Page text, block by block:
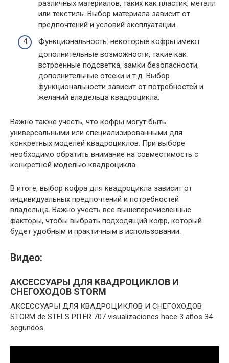
различных материалов, таких как пластик, металл
или текстиль. Выбор материала зависит от
предпочтений и условий эксплуатации.
Функциональность: некоторые кофры имеют
дополнительные возможности, такие как
встроенные подсветка, замки безопасности,
дополнительные отсеки и т.д. Выбор
функциональности зависит от потребностей и
желаний владельца квадроцикла.
Важно также учесть, что кофры могут быть
универсальными или специализированными для
конкретных моделей квадроциклов. При выборе
необходимо обратить внимание на совместимость с
конкретной моделью квадроцикла.
В итоге, выбор кофра для квадроцикла зависит от
индивидуальных предпочтений и потребностей
владельца. Важно учесть все вышеперечисленные
факторы, чтобы выбрать подходящий кофр, который
будет удобным и практичным в использовании.
Видео:
АКСЕССУАРЫ ДЛЯ КВАДРОЦИКЛОВ И
СНЕГОХОДОВ STORM
АКСЕССУАРЫ ДЛЯ КВАДРОЦИКЛОВ И СНЕГОХОДОВ
STORM de STELS PITER 707 visualizaciones hace 3 años 34
segundos